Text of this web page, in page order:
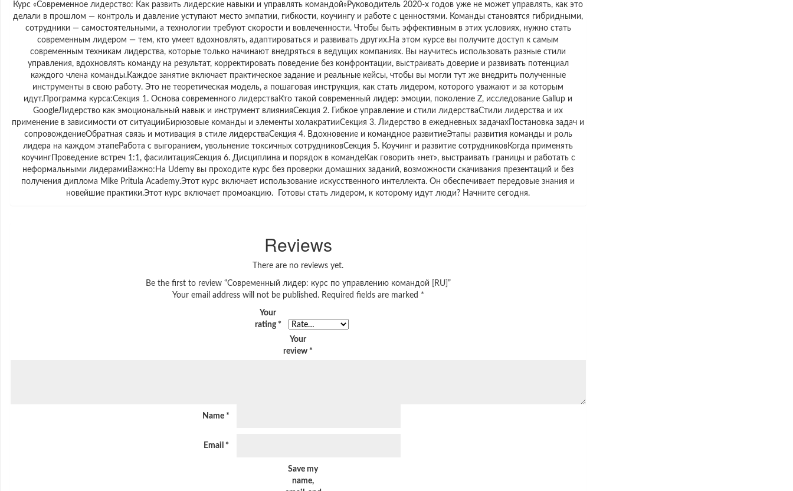
Курс «Современное лидерство: Как развить лидерские навыки и управлять командой»Руководитель 2020-х годов уже не может управлять, как это
делали в прошлом — контроль и давление уступают место эмпатии, гибкости, коучингу и работе с ценностями. Команды становятся гибридными,
сотрудники — самостоятельными, а технологии требуют скорости и вовлеченности. Чтобы быть эффективным в этих условиях, нужно стать
современным лидером — тем, кто умеет вдохновлять, адаптироваться и развивать других.На этом курсе вы получите доступ к самым
современным техникам лидерства, которые только начинают внедряться в ведущих компаниях. Вы научитесь использовать разные стили
управления, вдохновлять команду на результат, корректировать поведение без конфронтации, выстраивать доверие и развивать потенциал
каждого члена команды.Каждое занятие включает практическое задание и реальные кейсы, чтобы вы могли тут же внедрить полученные
инструменты в свою работу. Это не теоретическая модель, а пошаговая инструкция, как стать лидером, которого уважают и за которым
идут.Программа курса:Секция 1. Основа современного лидерстваКто такой современный лидер: эмоции, поколение Z, исследование Gallup и
GoogleЛидерство как эмоциональный навык и инструмент влиянияСекция 2. Гибкое управление и стили лидерстваСтили лидерства и их
применение в зависимости от ситуацииБирюзовые команды и элементы холакратииСекция 3. Лидерство в ежедневных задачахПостановка задач и
сопровождениеОбратная связь и мотивация в стиле лидерстваСекция 4. Вдохновение и командное развитиеЭтапы развития команды и роль
лидера на каждом этапеРабота с выгоранием, увольнение токсичных сотрудниковСекция 5. Коучинг и развитие сотрудниковКогда применять
коучингПроведение встреч 1:1, фасилитацияСекция 6. Дисциплина и порядок в командеКак говорить «нет», выстраивать границы и работать с
неформальными лидерамиВажно:На Udemy вы проходите курс без проверки домашних заданий, возможности скачивания презентаций и без
получения диплома Mike Pritula Academy.Этот курс включает использование искусственного интеллекта. Он обеспечивает передовые знания и
новейшие практики.Этот курс включает промоакцию. Готовы стать лидером, к которому идут люди? Начните сегодня.
Reviews
There are no reviews yet.
Be the first to review “Современный лидер: курс по управлению командой [RU]”
Your email address will not be published. Required fields are marked *
Your
rating *
Your
review *
Name *
Email *
Save my
name,